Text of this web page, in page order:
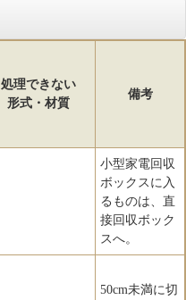
処理できない
形式・材質
備考
小型家電回収
ボックスに入
るものは、直
接回収ボック
スへ。
50cm未満に切